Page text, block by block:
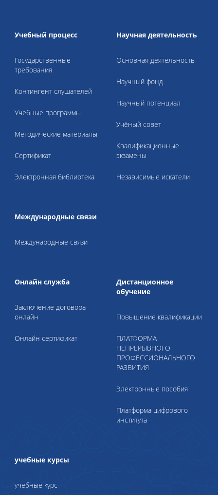
Учебный процесс
Государственные
требования
Контингент слушателей
Учебные программы
Методические материалы
Cертификат
Электронная библиотека
Научная деятельность
Основная деятельность
Научный фонд
Научный потенциал
Учёный совет
Квалификационные
экзамены
Независимые искатели
Международные связи
Международные связи
Онлайн служба
Заключение договора
онлайн
Онлайн сертификат
Дистанционное
обучение
Повышение квалификации
ПЛАТФОРМА
НЕПРЕРЫВНОГО
ПРОФЕССИОНАЛЬНОГО
РАЗВИТИЯ
Электронные пособия
Платформа цифрового
института
учебные курсы
учебные курс